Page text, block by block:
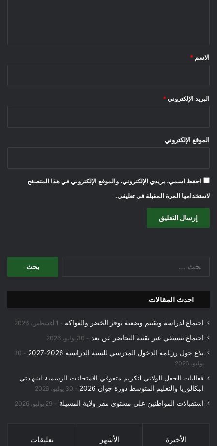
*
الاسم *
البريد الإلكتروني *
الموقع الإلكتروني
احفظ اسمي، بريدي الإلكتروني، والموقع الإلكتروني في هذا المتصفح
لاستخدامها المرة المقبلة في تعليقي.
احدث المقالات
اجتماع لدراسة وتقييم وضعية توفر الخضر والفواكه 1 أغسطس، 2026
اجتماع تنسيقي عبر تقنية التحاضر عن بعد 30 يوليو، 2026
بلاغ حول رزنامة الدخول المدرسي للسنة الدراسية 2026-2027
30
يوليو، 2026
فعاليات الحفل الولائي لتكريم متفوقي الامتحانات الرسمية لشهادتي
البكالوريا والتعليم المتوسط دورة جوان 2026
30 يوليو، 2026
استقبالات المواطنين على مستوى مقر ولاية المسيلة 29 يوليو، 2026
الأخيرة الأشهر تعليقات